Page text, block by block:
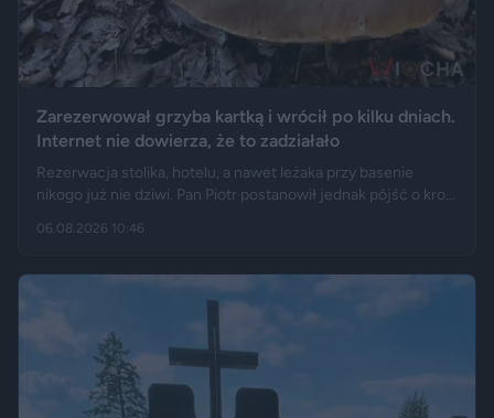
Zarezerwował grzyba kartką i wrócił po kilku dniach.
Internet nie dowierza, że to zadziałało
Rezerwacja stolika, hotelu, a nawet leżaka przy basenie
nikogo już nie dziwi. Pan Piotr postanowił jednak pójść o krok
„Fakt”, po kilku dniach wrócił w to samo miejsce i odkrył, że
06.08.2026 10:46